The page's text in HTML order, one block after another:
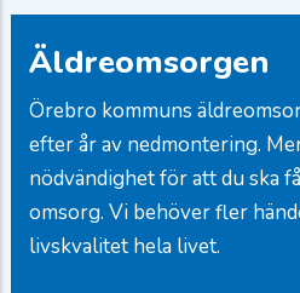
Äldreomsorgen
Örebro kommuns
efter år av nedmontering.
nödvändighet för att du ska
omsorg. Vi behöver fler
livskvalitet hela livet.